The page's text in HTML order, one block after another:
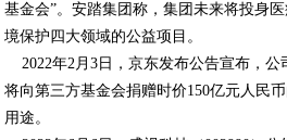
基金会”。安踏集团称，集团未来将投身
境保护四大领域的公益项目。
2022年2月3日，京东发布公告宣布，公
将向第三方基金会捐赠时价150亿元人民
用途。